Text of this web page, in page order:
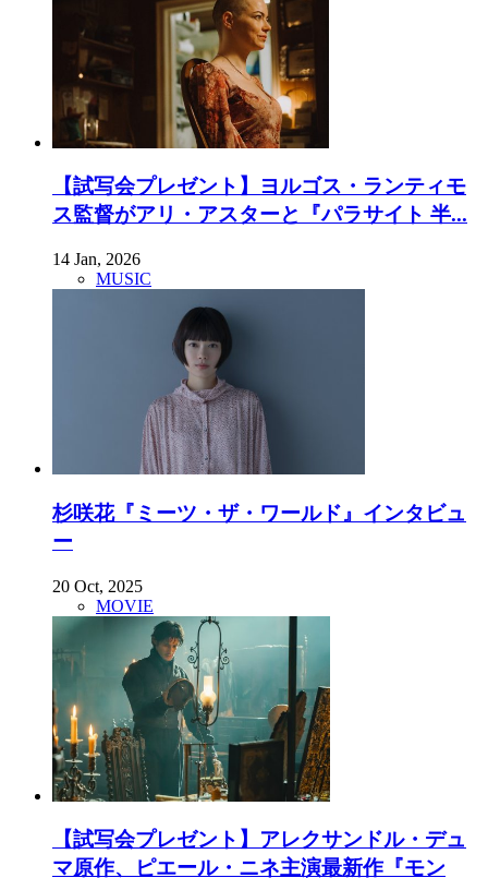
【試写会プレゼント】ヨルゴス・ランティモ
ス監督がアリ・アスターと『パラサイト 半...
14 Jan, 2026
MUSIC
杉咲花『ミーツ・ザ・ワールド』インタビュ
ー
20 Oct, 2025
MOVIE
【試写会プレゼント】アレクサンドル・デュ
マ原作、ピエール・ニネ主演最新作『モン